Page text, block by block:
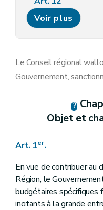
Art. 13
Art. 14
Art. 15
Art. 17
Art. 18
Chapitre IV « Le
(De la
Art. 19/1
Art. 19/2
Chapitre V
Art. 21
Chapitre VI
Art. 21
Art. 22
Voir plus
Le Conseil régional
Gouvernement,
Objet et
Art. 1er.
En vue de contribuer
Région, le
budgétaires spécifiques
incitants à la grande